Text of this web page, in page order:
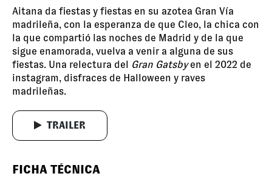
Aitana da fiestas y fiestas en su azotea Gran Vía
madrileña, con la esperanza de que Cleo, la chica con
la que compartió las noches de Madrid y de la que
sigue enamorada, vuelva a venir a alguna de sus
fiestas. Una relectura del Gran Gatsbyen el 2022 de
instagram, disfraces de Halloween y raves
madrileñas.
TRAILER
FICHA TÉCNICA